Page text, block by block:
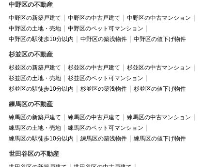
中野区の不動産
中野区の新築戸建て 中野区の中古戸建て
中野区の中古マンション
中野区の土地・売地
中野区のペット可マンション
中野区の駅徒歩10分以内
中野区の築浅物件 中野区の値下げ物件
杉並区の不動産
杉並区の新築戸建て 杉並区の中古戸建て
杉並区の中古マンション
杉並区の土地・売地
杉並区のペット可マンション
杉並区の駅徒歩10分以内
杉並区の築浅物件 杉並区の値下げ物件
練馬区の不動産
練馬区の新築戸建て 練馬区の中古戸建て
練馬区の中古マンション
練馬区の土地・売地
練馬区のペット可マンション
練馬区の駅徒歩10分以内
練馬区の築浅物件 練馬区の値下げ物件
世田谷区の不動産